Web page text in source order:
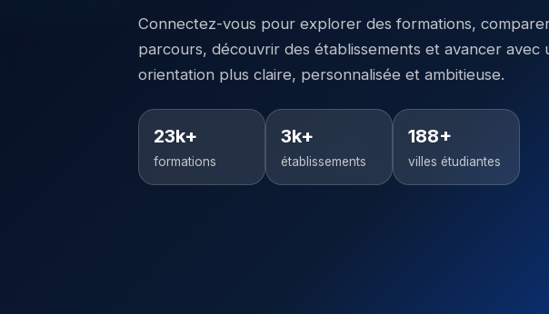
Connectez-vous pour explorer des formations,
parcours, découvrir des établissements et avancer avec
orientation plus claire, personnalisée et ambitieuse.
23k+
formations
3k+
établissements
188+
villes étudiantes